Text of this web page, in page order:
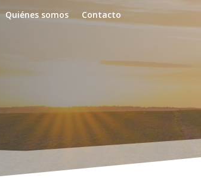
Quiénes somos Contacto